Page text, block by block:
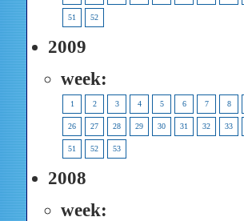
51 52
2009
week:
1 2 3 4 5 6 7 8
26 27 28 29 30 31 32 33
51 52 53
2008
week: